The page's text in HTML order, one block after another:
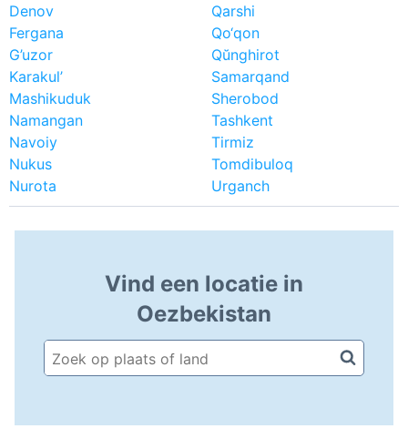
Denov
Fergana
G’uzor
Karakul’
Mashikuduk
Namangan
Navoiy
Nukus
Nurota
Qarshi
Qo‘qon
Qŭnghirot
Samarqand
Sherobod
Tashkent
Tirmiz
Tomdibuloq
Urganch
Vind een locatie in
Oezbekistan